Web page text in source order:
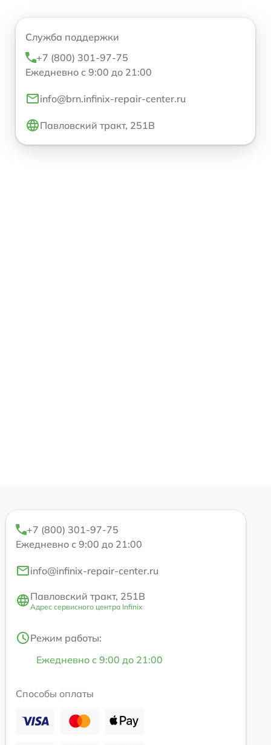
Служба поддержки
+7 (800) 301-97-75
Ежедневно с 9:00 до 21:00
info@brn.infinix-repair-center.ru
Павловский тракт, 251В
+7 (800) 301-97-75
Ежедневно с 9:00 до 21:00
info@infinix-repair-center.ru
Павловский тракт, 251В
Адрес сервисного центра Infinix
Режим работы:
Ежедневно с 9:00 до 21:00
Способы оплаты